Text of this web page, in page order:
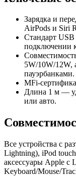
Зарядка и
AirPods и Siri
Стандарт
подключении
5W/10W/12W,
пауэрбанками.
Длина 1 м —
или авто.
Все устройства с
Lightning), iPod
аксессуары Apple с
Keyboard/Mouse/